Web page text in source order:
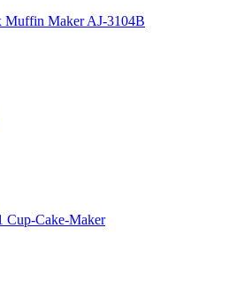
Muffin Maker AJ-3104B
Cup-Cake-Maker